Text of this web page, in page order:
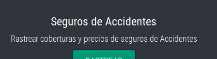
Rastrear coberturas y precios de seguros de Accidentes
RASTREAR